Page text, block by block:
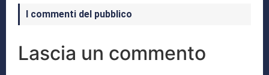
I commenti del pubblico
Lascia un commento